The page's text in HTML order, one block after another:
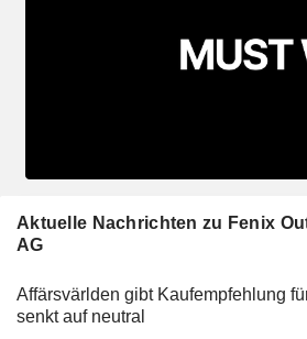
Aktuelle Nachrichten zu Fenix
AG
Affärsvärlden gibt Kaufempfehlung
senkt auf neutral